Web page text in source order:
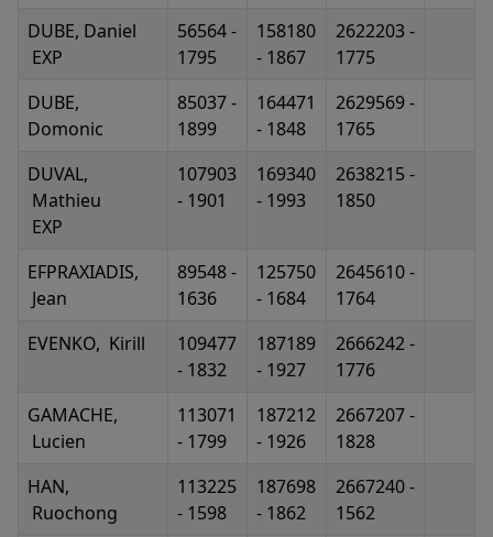
DUBE, Daniel
EXP
56564 -
1795
158180
- 1867
2622203 -
1775
DUBE,
Domonic
85037 -
1899
164471
- 1848
2629569 -
1765
DUVAL,
Mathieu
EXP
107903
- 1901
169340
- 1993
2638215 -
1850
EFPRAXIADIS,
Jean
89548 -
1636
125750
- 1684
2645610 -
1764
EVENKO, Kirill
109477
- 1832
187189
- 1927
2666242 -
1776
GAMACHE,
Lucien
113071
- 1799
187212
- 1926
2667207 -
1828
HAN,
Ruochong
113225
- 1598
187698
- 1862
2667240 -
1562